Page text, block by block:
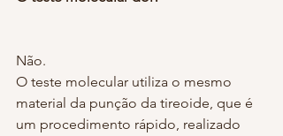
Não.
O teste molecular utiliza o mesmo
material da punção da tireoide, que é
um procedimento rápido, realizado